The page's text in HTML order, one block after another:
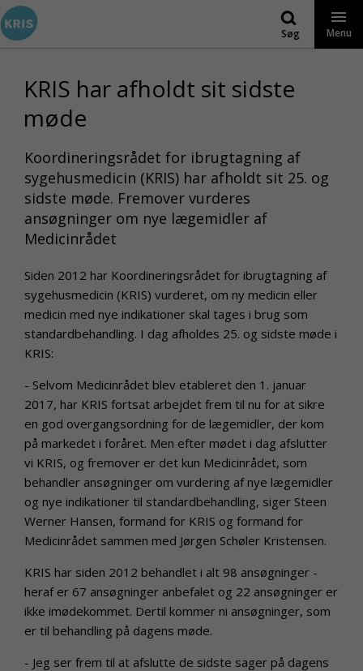
Gå
til
indhold
Søg Menu
KRIS har afholdt sit sidste
møde
Koordineringsrådet for ibrugtagning af
sygehusmedicin (KRIS) har afholdt sit 25. og
sidste møde. Fremover vurderes
ansøgninger om nye lægemidler af
Medicinrådet
Siden 2012 har Koordineringsrådet for ibrugtagning af
sygehusmedicin (KRIS) vurderet, om ny medicin eller
medicin med nye indikationer skal tages i brug som
standardbehandling. I dag afholdes 25. og sidste møde i
KRIS:
- Selvom Medicinrådet blev etableret den 1. januar
2017, har KRIS fortsat arbejdet frem til nu for at sikre
en god overgangsordning for de lægemidler, der kom
på markedet i foråret. Men efter mødet i dag afslutter
vi KRIS, og fremover er det kun Medicinrådet, som
behandler ansøgninger om vurdering af nye lægemidler
og nye indikationer til standardbehandling, siger Steen
Werner Hansen, formand for KRIS og formand for
Medicinrådet sammen med Jørgen Schøler Kristensen.
KRIS har siden 2012 behandlet i alt 98 ansøgninger -
heraf er 67 ansøgninger anbefalet og 22 ansøgninger er
ikke imødekommet. Dertil kommer ni ansøgninger, som
er til behandling på dagens møde.
- Jeg ser frem til at afslutte de sidste sager på dagens